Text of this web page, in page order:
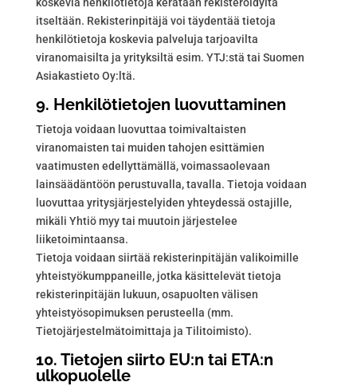
itseltään. Rekisterinpitäjä voi täydentää tietoja
henkilötietoja koskevia palveluja tarjoavilta
viranomaisilta ja yrityksiltä esim. YTJ:stä tai Suomen
Asiakastieto Oy:ltä.
9. Henkilötietojen luovuttaminen
Tietoja voidaan luovuttaa toimivaltaisten
viranomaisten tai muiden tahojen esittämien
vaatimusten edellyttämällä, voimassaolevaan
lainsäädäntöön perustuvalla, tavalla. Tietoja voidaan
luovuttaa yritysjärjestelyiden yhteydessä ostajille,
mikäli Yhtiö myy tai muutoin järjestelee
liiketoimintaansa.
Tietoja voidaan siirtää rekisterinpitäjän valikoimille
yhteistyökumppaneille, jotka käsittelevät tietoja
rekisterinpitäjän lukuun, osapuolten välisen
yhteistyösopimuksen perusteella (mm.
Tietojärjestelmätoimittaja ja Tilitoimisto).
10. Tietojen siirto EU:n tai ETA:n
ulkopuolelle